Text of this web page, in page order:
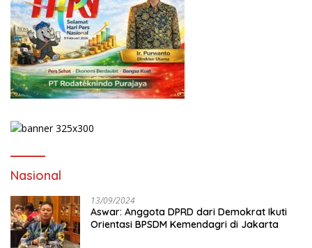
Nasional
13/09/2024
Aswar: Anggota DPRD dari Demokrat Ikuti
Orientasi BPSDM Kemendagri di Jakarta